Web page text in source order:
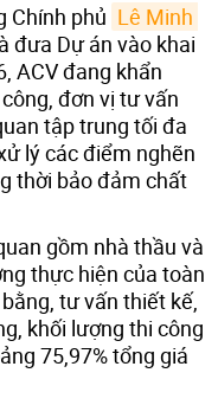
Chính phủ Lê Minh
đưa Dự án vào khai
ACV đang khẩn
đơn vị tư vấn
tập trung tối đa
lý các điểm nghẽn
thời bảo đảm chất
gồm nhà thầu và
thực hiện của toàn
tư vấn thiết kế,
khối lượng thi công
75,97% tổng giá